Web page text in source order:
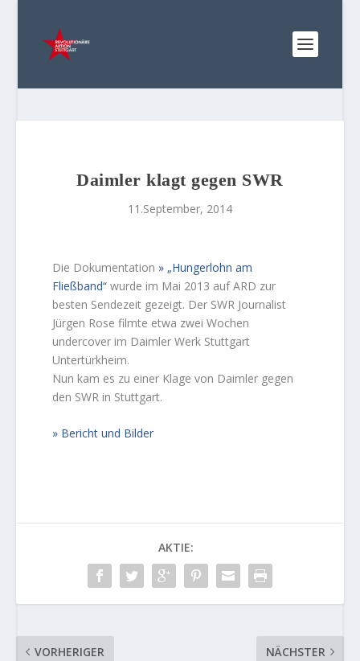
Daimler klagt gegen SWR
11.September, 2014
Die Dokumentation
„Hungerlohn am
Fließband“ wurde im Mai 2013 auf ARD zur
besten Sendezeit gezeigt. Der SWR Journalist
Jürgen Rose filmte etwa zwei Wochen
undercover im Daimler Werk Stuttgart
Untertürkheim.
Nun kam es zu einer Klage von Daimler gegen
den SWR in Stuttgart.
Bericht und Bilder
AKTIE:
VORHERIGER NÄCHSTER